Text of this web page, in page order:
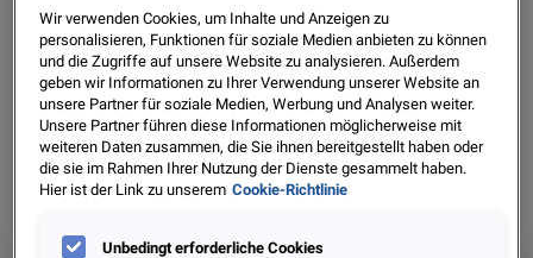
Wir verwenden Cookies, um Inhalte und Anzeigen zu
personalisieren, Funktionen für soziale Medien anbieten zu können
und die Zugriffe auf unsere Website zu analysieren. Außerdem
geben wir Informationen zu Ihrer Verwendung unserer Website an
unsere Partner für soziale Medien, Werbung und Analysen weiter.
Unsere Partner führen diese Informationen möglicherweise mit
weiteren Daten zusammen, die Sie ihnen bereitgestellt haben oder
die sie im Rahmen Ihrer Nutzung der Dienste gesammelt haben.
Hier ist der Link zu unserem Cookie-Richtlinie
Unbedingt erforderliche Cookies